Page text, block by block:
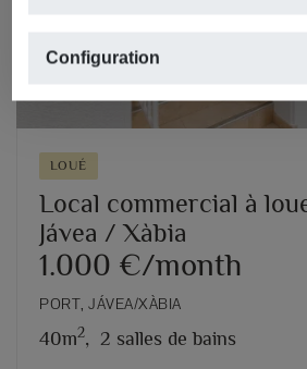
Configuration
LOUÉ
Local commercial à
Jávea / Xàbia
1.000 €/month
PORT, JÁVEA/XÀBIA
40m2, 2 salles de bains